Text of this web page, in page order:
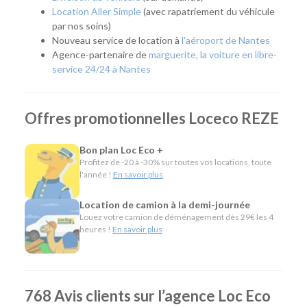
desservie par les transports en commun, notre agence
permet de rejoindre rapidement Nantes, Rezé, Les
Sorinières, Vertou ou encore le sud de l'agglomération.
Quel véhicule choisir ?
Citadines et compactes pour les déplacements du
quotidien.
Routières, SUV et monospaces pour les vacances ou
les longs trajets.
Minibus pour voyager en groupe.
Utilitaires de toutes capacités pour les
déménagements, les travaux ou le transport de
matériel.
Véhicules spécifiques, comme les camions
aux besoins des professionnels.
Location Aller Simple(avec rapatriement du véhicule
par nos soins)
Nouveau service de location à l'aéroport de Nantes
Agence-partenaire demarguerite, la voiture en libre-
service 24/24 à Nantes
Offres promotionnelles Loceco REZE
Bon plan Loc Eco +
Profitez de -20 à -30% sur toutes vos locations, toute
l'année ! En savoir plus
Location de camion à la demi-journée
Louez votre camion de déménagement dès 29€ les 4
heures ! En savoir plus
768 Avis clients sur l’agence Loc Eco